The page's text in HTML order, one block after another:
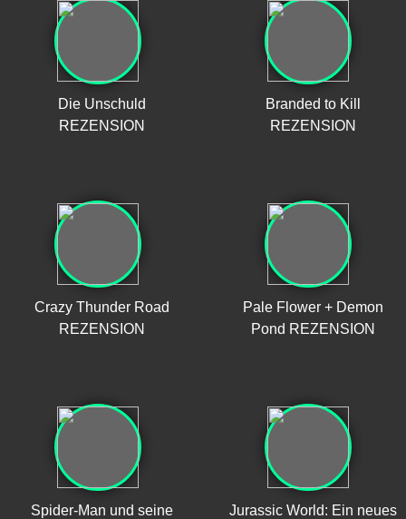
Die Unschuld
REZENSION
Branded to Kill
REZENSION
Crazy Thunder Road
REZENSION
Pale Flower + Demon
Pond REZENSION
Spider-Man und seine
Jurassic World: Ein neues